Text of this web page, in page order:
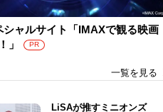
シャルサイト「IMAXで観る映画
」
PR
一覧を見る
LiSAが推すミニオンズ